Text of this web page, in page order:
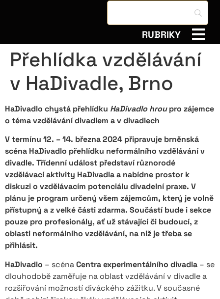
RUBRIKY
Přehlídka vzdělávání
v HaDivadle, Brno
HaDivadlo chystá přehlídku HaDivadlo hroupro zájemce
o téma vzdělávání divadlem a v divadlech
V termínu 12. – 14. března 2024 připravuje brněnská
scéna HaDivadlo přehlídku neformálního vzdělávání v
divadle. Třídenní událost představí různorodé
vzdělávací aktivity HaDivadla a nabídne prostor k
diskuzi o vzdělávacím potenciálu divadelní praxe. V
plánu je program určený všem zájemcům, který je volně
přístupný a z velké části zdarma. Součástí bude i sekce
pouze pro profesionály, ať už stávající či budoucí, z
oblasti neformálního vzdělávání, na niž je třeba se
přihlásit.
HaDivadlo – scénaCentra experimentálního divadla – se
dlouhodobě zaměřuje na oblast vzdělávání v divadle a
rozšiřování možností diváckého zážitku. V současné